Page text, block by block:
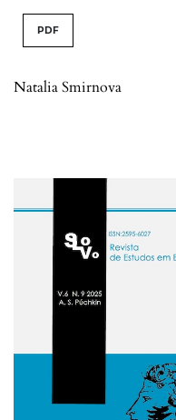
PDF
Natalia Smirnova